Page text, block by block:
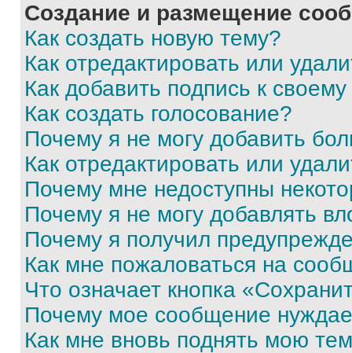
Создание и размещение
Как создать новую тему?
Как отредактировать или
Как добавить подпись к
Как создать голосование?
Почему я не могу добавить
Как отредактировать или
Почему мне недоступны
Почему я не могу добавлять
Почему я получил
Как мне пожаловаться на
Что означает кнопка
Почему мое сообщение
Как мне вновь поднять мою